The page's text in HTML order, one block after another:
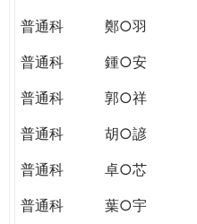
WAGOR
TODAY
THE
WORLD
PUTTING
YOU
THE
普通科
鄭○羽
普通科
鍾○安
普通科
郭○祥
普通科
胡○諺
普通科
卓○芯
普通科
葉○宇